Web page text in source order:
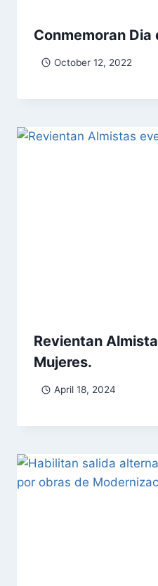
Conmemoran Dia
October 12, 2022
Revientan
Mujeres.
April 18, 2024